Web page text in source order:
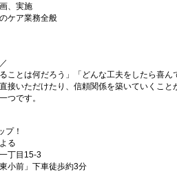
、実施
ケア業務全般
ことは何だろう」「どんな工夫をしたら喜
接いただけたり、信頼関係を築いていくこ
つです。
プ！
る
丁目15-3
小前」下車徒歩約3分